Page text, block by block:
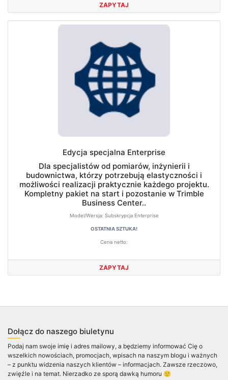
ZAPYTAJ
Edycja specjalna Enterprise
Dla specjalistów od pomiarów, inżynierii i
budownictwa, którzy potrzebują elastyczności i
możliwości realizacji praktycznie każdego projektu.
Kompletny pakiet na start i pozostanie w Trimble
Business Center..
Model/Wersja: Subskrypcja Enterprise
OSTATNIA SZTUKA!
Cena netto:
ZAPYTAJ
Dołącz do naszego biuletynu
Podaj nam swoje imię i adres mailowy, a będziemy informować Cię o
wszelkich nowościach, promocjach, wpisach na naszym blogu i ważnych
– z punktu widzenia naszych klientów – informacjach. Zawsze rzeczowo,
zwięźle i na temat. Nierzadko ze sporą dawką humoru 🙂